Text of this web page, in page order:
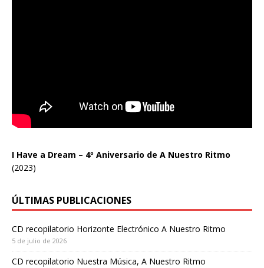
I Have a Dream – 4º Aniversario de A Nuestro Ritmo
(2023)
ÚLTIMAS PUBLICACIONES
CD recopilatorio Horizonte Electrónico A Nuestro Ritmo
5 de julio de 2026
CD recopilatorio Nuestra Música, A Nuestro Ritmo